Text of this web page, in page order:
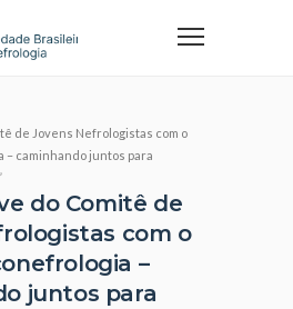
de Jovens Nefrologistas com o
– caminhando juntos para
do Comitê de
com o
–
juntos para